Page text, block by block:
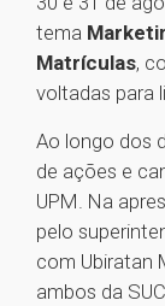
tema
Matrículas,
voltadas para
Ao longo dos
de ações e
UPM. Na
pelo
com Ubiratan
ambos da